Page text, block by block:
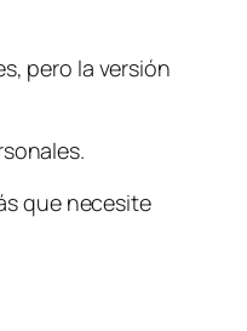
pero la versión
que necesite